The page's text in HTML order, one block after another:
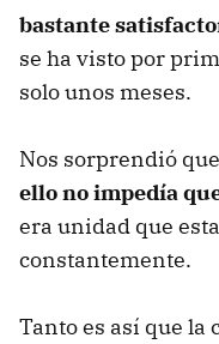
bastante
se ha visto por
solo unos meses.
Nos sorprendió
ello no impedía
era unidad que
constantemente.
Tanto es así que la